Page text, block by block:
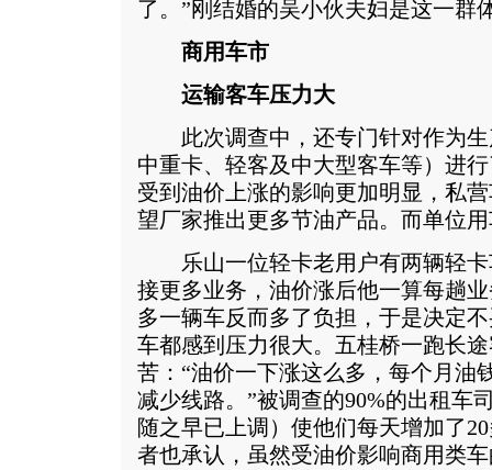
了。”刚结婚的吴小伙夫妇是这一群
商用车市
运输客车压力大
此次调查中，还专门针对作为生
中重卡、轻客及中大型客车等）进
受到油价上涨的影响更加明显，私
望厂家推出更多节油产品。而单位
乐山一位轻卡老用户有两辆轻卡
接更多业务，油价涨后他一算每趟
多一辆车反而多了负担，于是决定
车都感到压力很大。五桂桥一跑长
苦：“油价一下涨这么多，每个月油
减少线路。”被调查的90%的出租车
随之早已上调）使他们每天增加了
者也承认，虽然受油价影响商用类